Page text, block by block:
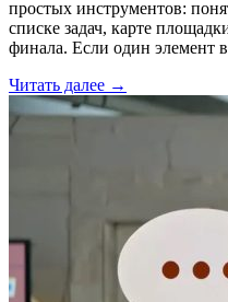
простых инструментов:
списке задач, карте
финала. Если один элемент
Читать далее →